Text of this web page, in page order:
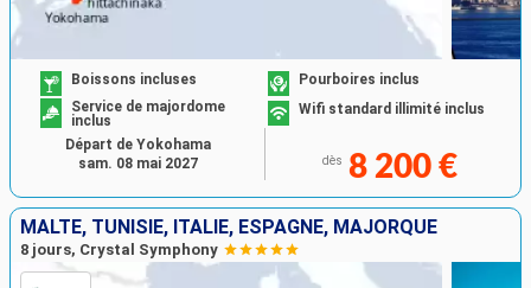
Boissons incluses
Pourboires inclus
Service de majordome
inclus
Wifi standard illimité inclus
dès 8 200 €
Départ de Yokohama
sam. 08 mai 2027
MALTE, TUNISIE, ITALIE, ESPAGNE, MAJORQUE
8 jours, Crystal Symphony